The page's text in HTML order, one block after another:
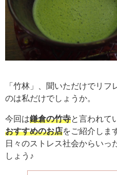
「竹林」、聞いただけでリ
のは私だけでしょうか。
今回は鎌倉の竹寺と言われて
おすすめのお店をご紹介しま
日々のストレス社会からいっ
しょう♪